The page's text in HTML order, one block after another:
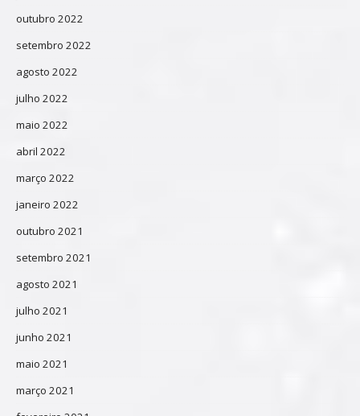
outubro 2022
setembro 2022
agosto 2022
julho 2022
maio 2022
abril 2022
março 2022
janeiro 2022
outubro 2021
setembro 2021
agosto 2021
julho 2021
junho 2021
maio 2021
março 2021